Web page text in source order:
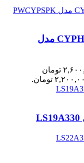
اسپیکر بلوتوثی پاورولوژی CYPHER مدل
قیمت اصلی: ۲,۶۰۰,۰۰۰ تومان